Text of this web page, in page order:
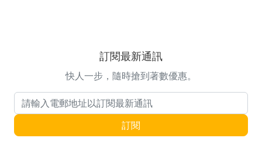
訂閱最新通訊
快人一步，隨時搶到著數優惠。
電郵地址 訂閱